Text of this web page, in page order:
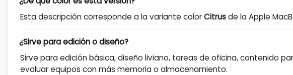
Esta descripción corresponde a la variante colorCitrusde la Apple
¿Sirve para edición o diseño?
Sirve para edición básica, diseño liviano, tareas de oficina, contenido
evaluar equipos con más memoria o almacenamiento.